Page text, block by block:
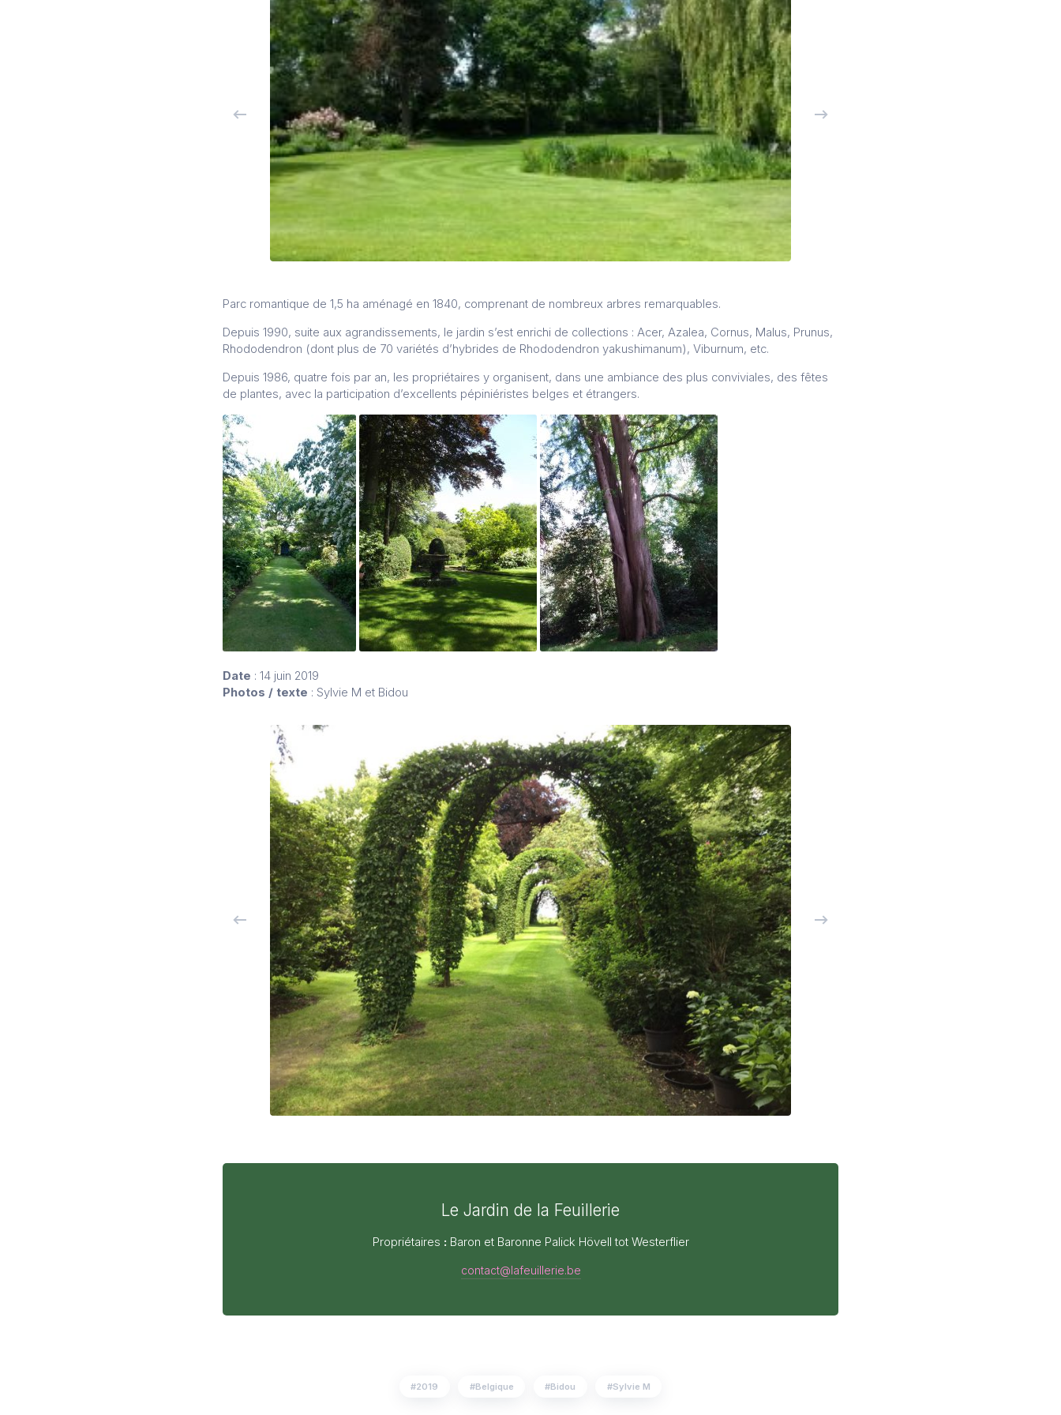
Parc romantique de 1,5 ha aménagé en 1840, comprenant de nombreux arbres remarquables.
Depuis 1990, suite aux agrandissements, le jardin s’est enrichi de collections : Acer, Azalea, Cornus, Malus, Prunus,
Rhododendron (dont plus de 70 variétés d’hybrides de Rhododendron yakushimanum), Viburnum, etc.
Depuis 1986, quatre fois par an, les propriétaires y organisent, dans une ambiance des plus conviviales, des fêtes
de plantes, avec la participation d’excellents pépiniéristes belges et étrangers.
Date : 14 juin 2019
Photos / texte : Sylvie M et Bidou
Le Jardin de la Feuillerie
Propriétaires : Baron et Baronne Palick Hövell tot Westerflier
contact@lafeuillerie.be
2019 Belgique Bidou Sylvie M